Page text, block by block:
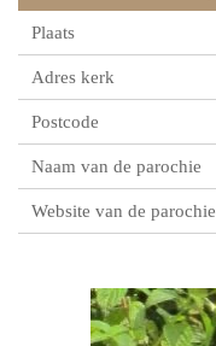
Plaats
Adres kerk
Postcode
Naam van de parochie
Website van de parochie